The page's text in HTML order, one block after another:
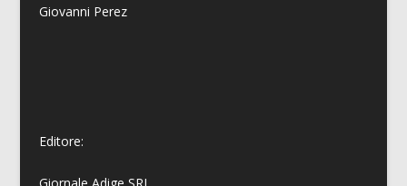
Giovanni Perez
Editore: